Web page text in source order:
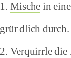
1. Mische in
gründlich durch.
2. Verquirrle die